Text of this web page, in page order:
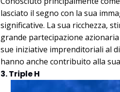
lasciato il segno con la sua
significative. La sua ricchezza,
grande partecipazione
sue iniziative imprenditoriali al
hanno anche contribuito alla
3. Triple H